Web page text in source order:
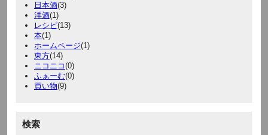
日本酒(3)
洋酒(1)
レシピ(13)
本(1)
ホームページ(1)
東方(14)
ニコニコ(0)
ふぁーむ(0)
買い物(9)
検索